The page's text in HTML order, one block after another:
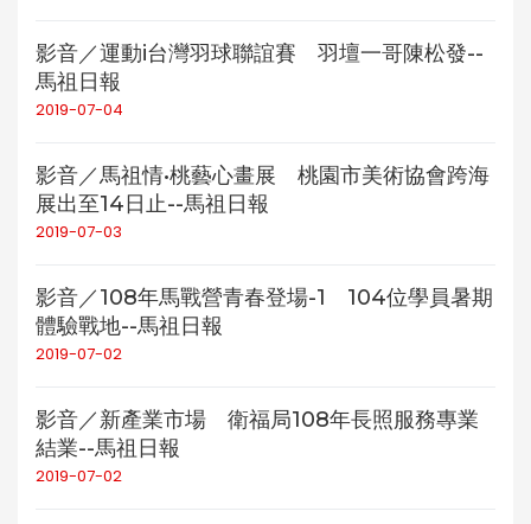
影音／運動i台灣羽球聯誼賽 羽壇一哥陳松發--
馬祖日報
2019-07-04
影音／馬祖情•桃藝心畫展 桃園市美術協會跨海
展出至14日止--馬祖日報
2019-07-03
影音／108年馬戰營青春登場-1 104位學員暑期
體驗戰地--馬祖日報
2019-07-02
影音／新產業市場 衛福局108年長照服務專業
結業--馬祖日報
2019-07-02